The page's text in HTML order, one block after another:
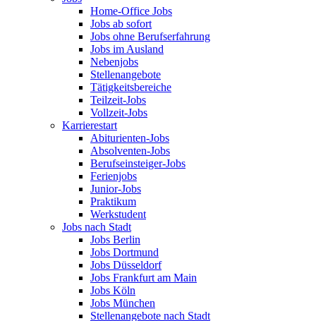
Home-Office Jobs
Jobs ab sofort
Jobs ohne Berufserfahrung
Jobs im Ausland
Nebenjobs
Stellenangebote
Tätigkeitsbereiche
Teilzeit-Jobs
Vollzeit-Jobs
Karrierestart
Abiturienten-Jobs
Absolventen-Jobs
Berufseinsteiger-Jobs
Ferienjobs
Junior-Jobs
Praktikum
Werkstudent
Jobs nach Stadt
Jobs Berlin
Jobs Dortmund
Jobs Düsseldorf
Jobs Frankfurt am Main
Jobs Köln
Jobs München
Stellenangebote nach Stadt